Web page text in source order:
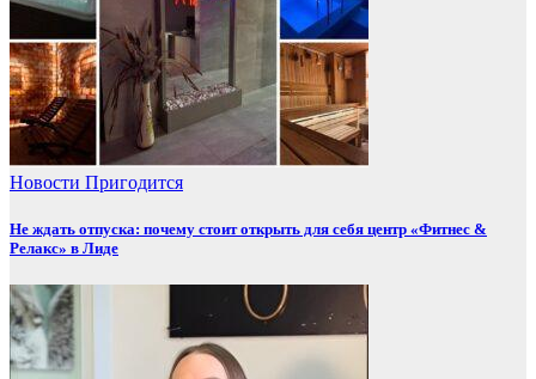
Новости Пригодится
Не ждать отпуска: почему стоит открыть для себя центр «Фитнес &
Релакс» в Лиде